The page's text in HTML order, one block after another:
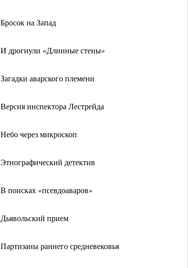
Бросок на Запад
И дрогнули «Длинные стены»
Загадки аварского племени
Версия инспектора Лестрейда
Небо через микроскоп
Этнографический детектив
В поисках «псевдоаваров»
Дьявольский прием
Партизаны раннего средневековья